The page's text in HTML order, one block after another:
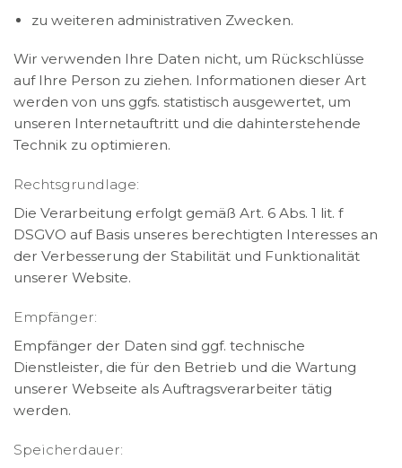
zu weiteren administrativen Zwecken.
Wir verwenden Ihre Daten nicht, um Rückschlüsse
auf Ihre Person zu ziehen. Informationen dieser Art
werden von uns ggfs. statistisch ausgewertet, um
unseren Internetauftritt und die dahinterstehende
Technik zu optimieren.
Rechtsgrundlage:
Die Verarbeitung erfolgt gemäß Art. 6 Abs. 1 lit. f
DSGVO auf Basis unseres berechtigten Interesses an
der Verbesserung der Stabilität und Funktionalität
unserer Website.
Empfänger:
Empfänger der Daten sind ggf. technische
Dienstleister, die für den Betrieb und die Wartung
unserer Webseite als Auftragsverarbeiter tätig
werden.
Speicherdauer: